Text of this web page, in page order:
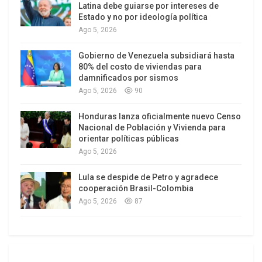
entre escombros sin material para refugiarse, y
los pescadores reciben disparos en el mar,
carecen de recursos para ayudarles. “Hoy en día
no hay ningún lugar seguro en Gaza”, afirmó.
escuelas han sido destruidas o son inaccesibles, y
que no se dispone de material educativo.
siguen subiendo, pero no hay dinero en efectivo
disponible. No hay gas para cocinar ni
combustible, lo que obliga a las familias a quemar
Latina debe guiarse por intereses de
Estado y no por ideología política
Ago 5, 2026
Gobierno de Venezuela subsidiará hasta
80% del costo de viviendas para
damnificados por sismos
Ago 5, 2026 90
Honduras lanza oficialmente nuevo Censo
Nacional de Población y Vivienda para
orientar políticas públicas
Ago 5, 2026
Lula se despide de Petro y agradece
cooperación Brasil-Colombia
Ago 5, 2026 87